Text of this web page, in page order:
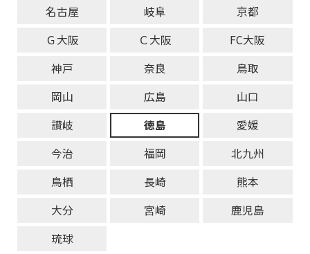
名古屋
岐阜
京都
Ｇ大阪
Ｃ大阪
FC大阪
神戸
奈良
鳥取
岡山
広島
山口
讃岐
徳島
愛媛
今治
福岡
北九州
鳥栖
長崎
熊本
大分
宮崎
鹿児島
琉球